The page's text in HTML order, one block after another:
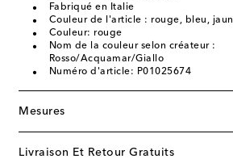
Fabriqué en Italie
Couleur de l'article : rouge, bleu,
Couleur: rouge
Nom de la couleur selon créateur :
Rosso/Acquamar/Giallo
Numéro d'article: P01025674
Mesures
Livraison Et Retour Gratuits